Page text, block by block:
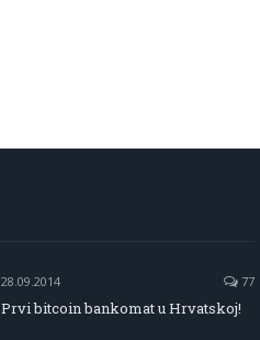
28.09.2014 77
Prvi bitcoin bankomat u Hrvatskoj!